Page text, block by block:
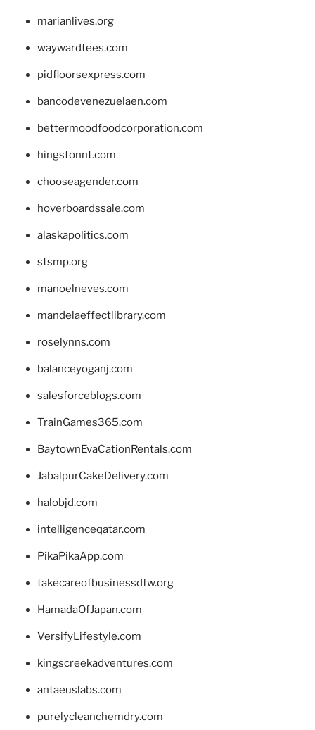
marianlives.org
waywardtees.com
pidfloorsexpress.com
bancodevenezuelaen.com
bettermoodfoodcorporation.com
hingstonnt.com
chooseagender.com
hoverboardssale.com
alaskapolitics.com
stsmp.org
manoelneves.com
mandelaeffectlibrary.com
roselynns.com
balanceyoganj.com
salesforceblogs.com
TrainGames365.com
BaytownEvaCationRentals.com
JabalpurCakeDelivery.com
halobjd.com
intelligenceqatar.com
PikaPikaApp.com
takecareofbusinessdfw.org
HamadaOfJapan.com
VersifyLifestyle.com
kingscreekadventures.com
antaeuslabs.com
purelycleanchemdry.com